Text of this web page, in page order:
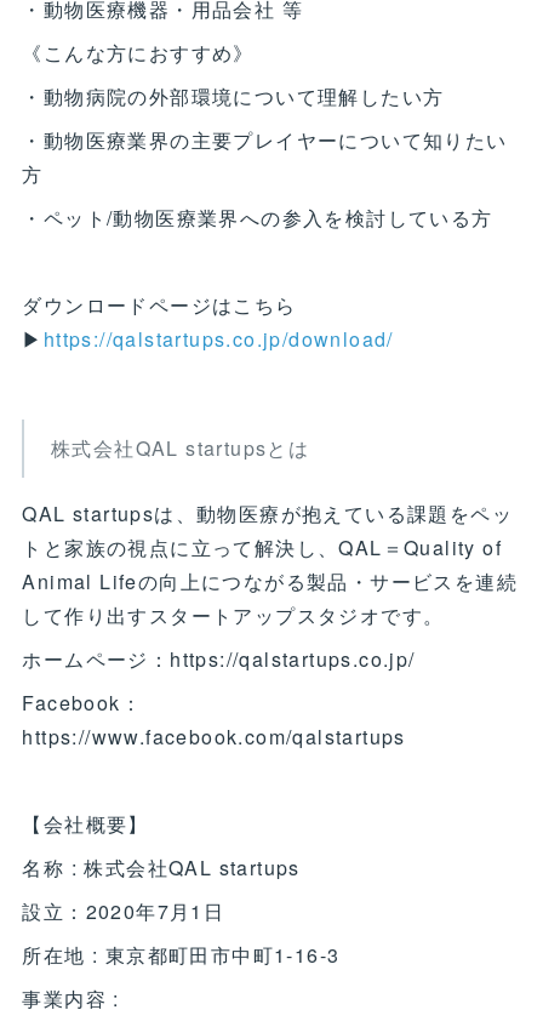
・動物医療機器・用品会社 等
《こんな方におすすめ》
・動物病院の外部環境について理解したい方
・動物医療業界の主要プレイヤーについて知りたい
方
・ペット/動物医療業界への参入を検討している方
ダウンロードページはこちら
▶ https://qalstartups.co.jp/download/
株式会社QAL startupsとは
QAL startupsは、動物医療が抱えている課題をペッ
トと家族の視点に立って解決し、QAL＝Quality of
Animal Lifeの向上につながる製品・サービスを連続
して作り出すスタートアップスタジオです。
ホームページ：https://qalstartups.co.jp/
Facebook：
https://www.facebook.com/qalstartups
【会社概要】
名称 : 株式会社QAL startups
設立：2020年7月1日
所在地 : 東京都町田市中町1-16-3
事業内容 :